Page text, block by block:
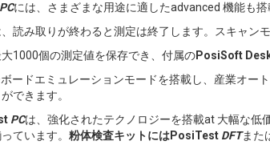
PCには、さまざまな用途に適したadvanced 機能も搭
読み取りが終わると測定は終了します。スキャン
1000個の測定値を保存でき、付属のPosiSoft
ードエミュレーションモードを搭載し、産業オー
できます。
PCは、強化されたテクノロジーを搭載at 大幅な低
ています。 粉体検査キットにはPosiTest DFTまた